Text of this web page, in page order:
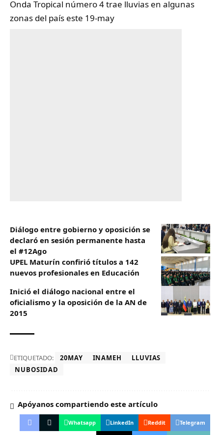
Onda Tropical número 4 trae lluvias en algunas
zonas del país este 19-may
Diálogo entre gobierno y oposición se
declaró en sesión permanente hasta
el #12Ago
UPEL Maturín confirió títulos a 142
nuevos profesionales en Educación
Inició el diálogo nacional entre el
oficialismo y la oposición de la AN de
2015
ETIQUETADO: 20MAY INAMEH
LLUVIAS
NUBOSIDAD
Apóyanos compartiendo este artículo
Whatsapp LinkedIn Reddit Telegram